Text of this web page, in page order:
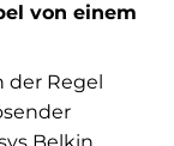
von einem
der Regel